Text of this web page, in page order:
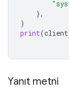
},
)
print(client
Yanıt metni